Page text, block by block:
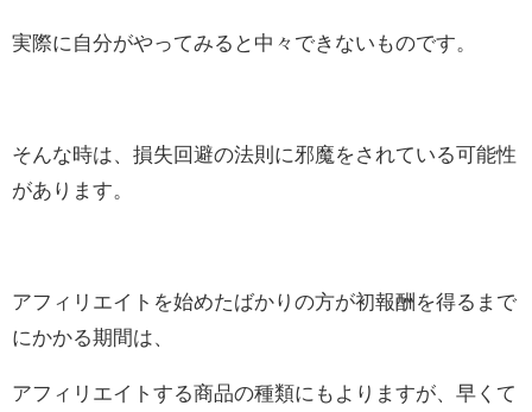
実際に自分がやってみると中々できないものです。
そんな時は、損失回避の法則に邪魔をされている可能性
があります。
アフィリエイトを始めたばかりの方が初報酬を得るまで
にかかる期間は、
アフィリエイトする商品の種類にもよりますが、早くて